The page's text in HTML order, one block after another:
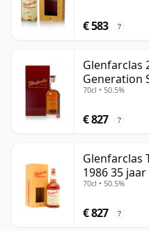
€ 583 ?
Glenfarclas
Generation
Case - Port
70cl • 50.5%
€ 827 ?
Glenfarclas
1986 35
70cl • 50.5%
€ 827 ?